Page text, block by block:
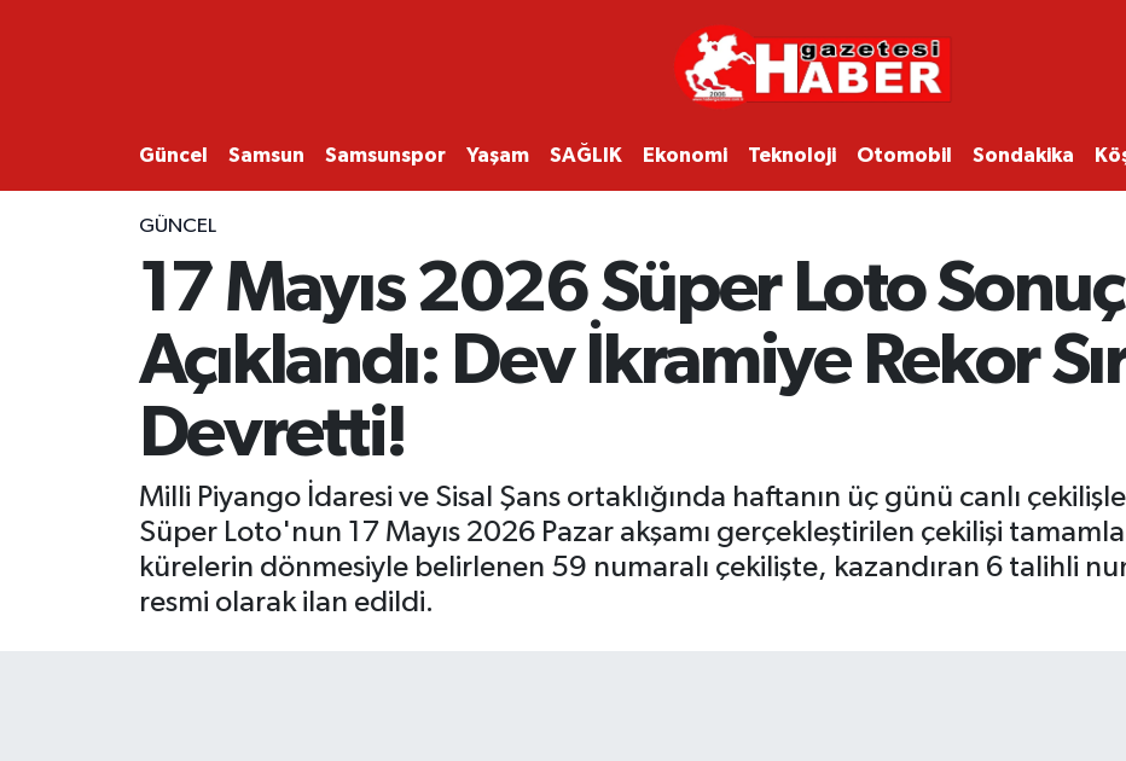
Güncel Samsun Samsunspor Yaşam SAĞLIK Ekonomi Teknoloji Otomobil Sondakika
GÜNCEL
17 Mayıs 2026 Süper Loto
Açıklandı: Dev İkramiye Rekor
Devretti!
Milli Piyango İdaresi ve Sisal Şans ortaklığında haftanın üç günü canlı
Süper Loto'nun 17 Mayıs 2026 Pazar akşamı gerçekleştirilen çekilişi
kürelerin dönmesiyle belirlenen 59 numaralı çekilişte, kazandıran 6 talihli
resmi olarak ilan edildi.
SAMSUN
SAMSUNSPOR
EKONOMİ